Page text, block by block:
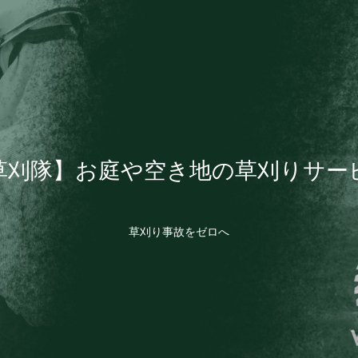
刈隊】お庭や空き地の草刈りサー
草刈り事故をゼロへ